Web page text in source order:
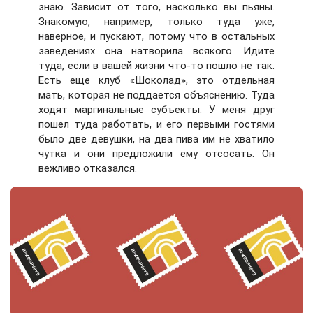
знаю. Зависит от того, насколько вы пьяны.
Знакомую, например, только туда уже,
наверное, и пускают, потому что в остальных
заведениях она натворила всякого. Идите
туда, если в вашей жизни что-то пошло не так.
Есть еще клуб «Шоколад», это отдельная
мать, которая не поддается объяснению. Туда
ходят маргинальные субъекты. У меня друг
пошел туда работать, и его первыми гостями
было две девушки, на два пива им не хватило
чутка и они предложили ему отсосать. Он
вежливо отказался.